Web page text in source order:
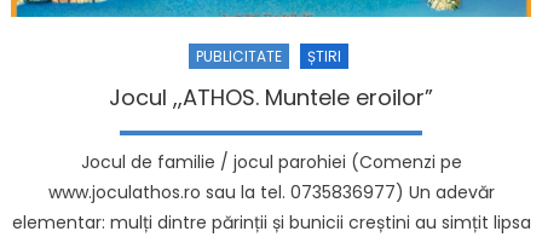
PUBLICITATE ȘTIRI
Jocul ,,ATHOS. Muntele eroilor”
Jocul de familie / jocul parohiei (Comenzi pe
www.joculathos.ro sau la tel. 0735836977) Un adevăr
elementar: mulți dintre părinții și bunicii creștini au simțit lipsa